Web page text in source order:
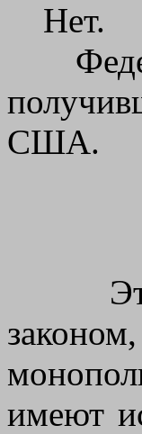
Нет.
США.
Эта
имеют